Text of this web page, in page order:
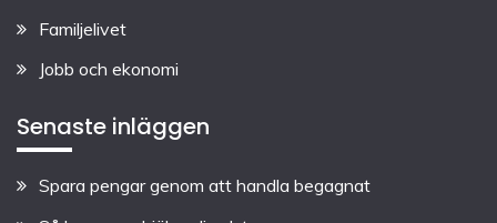
Familjelivet
Jobb och ekonomi
Senaste inläggen
Spara pengar genom att handla begagnat